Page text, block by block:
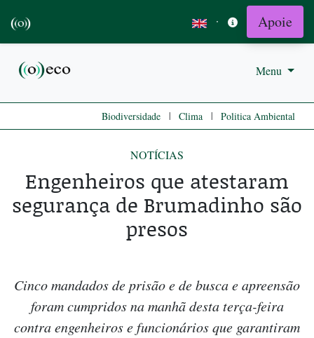
· Apoie
Menu
Biodiversidade | Clima | Politica Ambiental
NOTÍCIAS
Engenheiros que atestaram
segurança de Brumadinho são
presos
Cinco mandados de prisão e de busca e apreensão
foram cumpridos na manhã desta terça-feira
contra engenheiros e funcionários que garantiram